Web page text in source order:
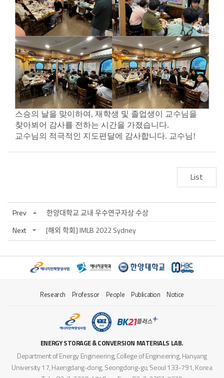
스승의 날을 맞이하여, 재학생 및 졸업생이 교수님을
찾아뵈어 감사를 전하는 시간을 가졌습니다.
교수님의 적극적인 지도편달에 감사합니다. 교수님!
List
Prev
한양대학교 교내 우수연구자상 수상
Next
[해외 학회] IMLB 2022 Sydney
Research Professor People Publication Notice
ENERGY STORAGE & CONVERSION MATERIALS LAB.
Department of Energy Engineering, College of Engineering, Hanyang
University 17, Haengdang-dong, Seongdong-gu, Seoul 133-791, Korea